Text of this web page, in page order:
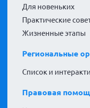
Для новеньких
Практические
Жизненные этапы
Региональные
Список и
Правовая